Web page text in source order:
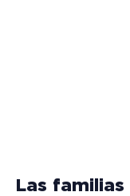
Las